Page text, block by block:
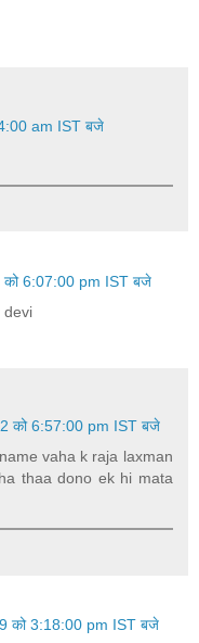
am IST बजे
को 6:07:00 pm IST बजे
devi
को 6:57:00 pm IST बजे
vaha k raja laxman
thaa dono ek hi mata
को 3:18:00 pm IST बजे